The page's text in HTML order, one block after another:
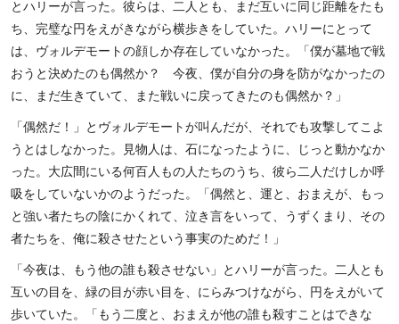
とハリーが言った。彼らは、二人とも、まだ互いに同じ距離をたも
ち、完璧な円をえがきながら横歩きをしていた。ハリーにとって
は、ヴォルデモートの顔しか存在していなかった。「僕が墓地で戦
おうと決めたのも偶然か？ 今夜、僕が自分の身を防がなかったの
に、まだ生きていて、また戦いに戻ってきたのも偶然か？」
「偶然だ！」とヴォルデモートが叫んだが、それでも攻撃してこよ
うとはしなかった。見物人は、石になったように、じっと動かなか
った。大広間にいる何百人もの人たちのうち、彼ら二人だけしか呼
吸をしていないかのようだった。「偶然と、運と、おまえが、もっ
と強い者たちの陰にかくれて、泣き言をいって、うずくまり、その
者たちを、俺に殺させたという事実のためだ！」
「今夜は、もう他の誰も殺させない」とハリーが言った。二人とも
互いの目を、緑の目が赤い目を、にらみつけながら、円をえがいて
歩いていた。「もう二度と、おまえが他の誰も殺すことはできな